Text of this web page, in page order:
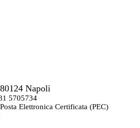
Napoli
5705734
Elettronica Certificata (PEC)